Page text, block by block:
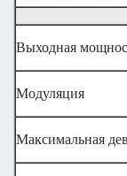
Выходная
Модуляция
Максимальная